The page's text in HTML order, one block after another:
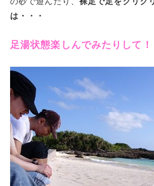
は・・・
足湯状態楽しんでみたりして！